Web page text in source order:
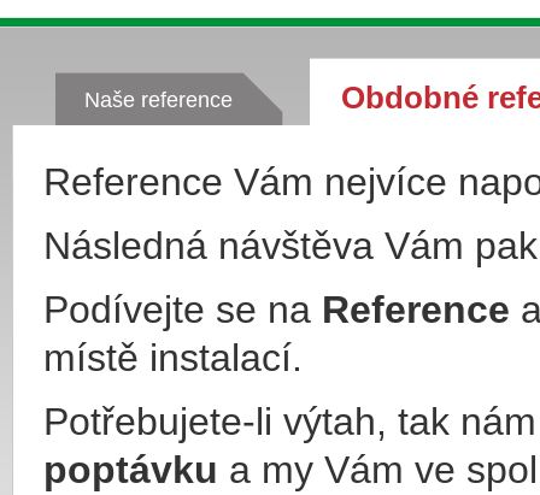
Naše reference Obdobné
Reference Vám nejvíce
Následná návštěva Vám
Podívejte se na Reference
místě instalací.
Potřebujete-li výtah, tak
poptávku a my Vám ve